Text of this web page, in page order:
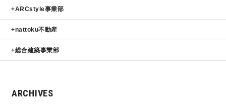
ARCstyle事業部
nattoku不動産
総合建築事業部
ARCHIVES